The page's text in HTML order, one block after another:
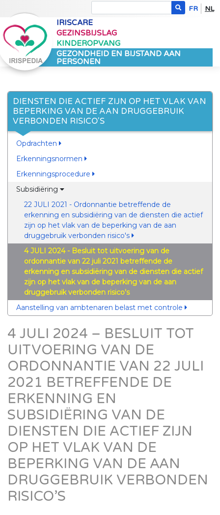
FR NL
IRISCARE
GEZINSBIJSLAG
KINDEROPVANG
GEZONDHEID EN BIJSTAND AAN
PERSONEN
DIENSTEN DIE ACTIEF ZIJN OP HET VLAK VAN
BEPERKING VAN DE AAN DRUGGEBRUIK
VERBONDEN RISICO'S
Opdrachten
Erkenningsnormen
Erkenningsprocedure
Subsidiëring
22 JULI 2021 - Ordonnantie betreffende de
erkenning en subsidiëring van de diensten die actief
zijn op het vlak van de beperking van de aan
druggebruik verbonden risico's
4 JULI 2024 - Besluit tot uitvoering van de
ordonnantie van 22 juli 2021 betreffende de
erkenning en subsidiëring van de diensten die actief
zijn op het vlak van de beperking van de aan
druggebruik verbonden risico's
Aanstelling van ambtenaren belast met controle
4 JULI 2024 – BESLUIT TOT
UITVOERING VAN DE
ORDONNANTIE VAN 22 JULI
2021 BETREFFENDE DE
ERKENNING EN
SUBSIDIËRING VAN DE
DIENSTEN DIE ACTIEF ZIJN
OP HET VLAK VAN DE
BEPERKING VAN DE AAN
DRUGGEBRUIK VERBONDEN
RISICO’S